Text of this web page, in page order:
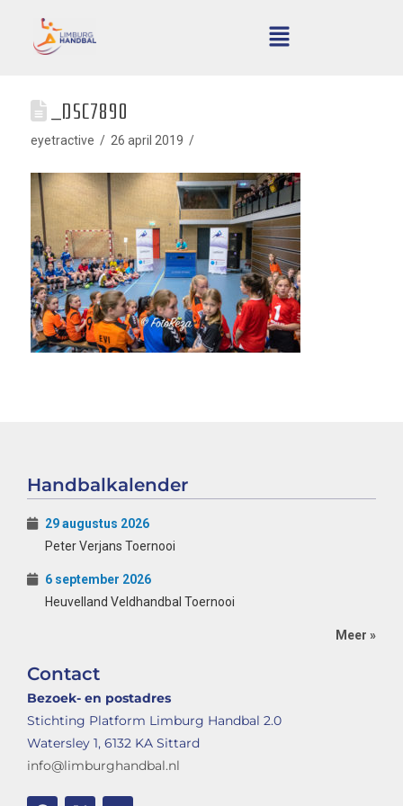
_DSC7890
eyetractive 26 april 2019
Handbalkalender
29 augustus 2026
Peter Verjans Toernooi
6 september 2026
Heuvelland Veldhandbal Toernooi
Meer »
Contact
Bezoek- en postadres
Stichting Platform Limburg Handbal 2.0
Watersley 1, 6132 KA Sittard
info@limburghandbal.nl